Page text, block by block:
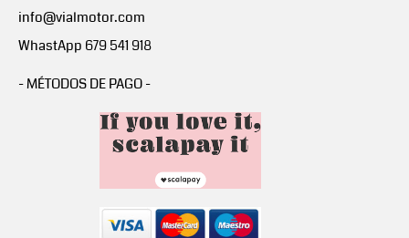
info@vialmotor.com
WhastApp 679 541 918
- MÉTODOS DE PAGO -